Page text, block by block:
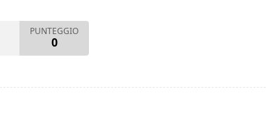
PUNTEGGIO
0